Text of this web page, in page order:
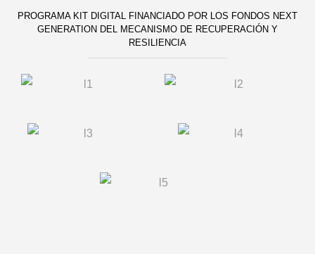
PROGRAMA KIT DIGITAL FINANCIADO POR LOS FONDOS NEXT
GENERATION DEL MECANISMO DE RECUPERACIÓN Y
RESILIENCIA